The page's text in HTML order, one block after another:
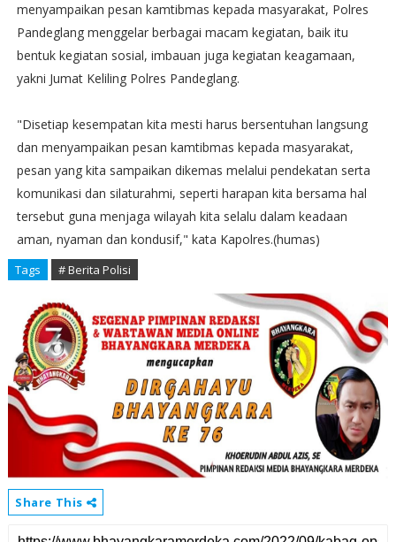
menyampaikan pesan kamtibmas kepada masyarakat, Polres
Pandeglang menggelar berbagai macam kegiatan, baik itu
bentuk kegiatan sosial, imbauan juga kegiatan keagamaan,
yakni Jumat Keliling Polres Pandeglang.
"Disetiap kesempatan kita mesti harus bersentuhan langsung
dan menyampaikan pesan kamtibmas kepada masyarakat,
pesan yang kita sampaikan dikemas melalui pendekatan serta
komunikasi dan silaturahmi, seperti harapan kita bersama hal
tersebut guna menjaga wilayah kita selalu dalam keadaan
aman, nyaman dan kondusif," kata Kapolres.(humas)
Tags # Berita Polisi
Share This